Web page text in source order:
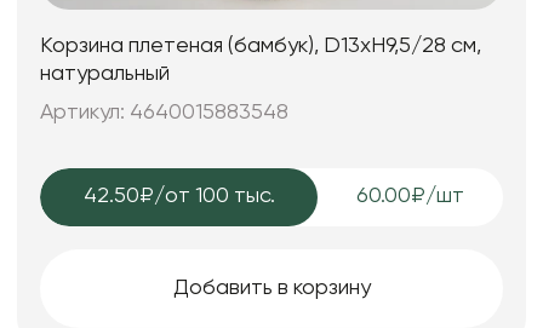
Корзина плетеная (бамбук), D13xH9,5/28 см,
натуральный
Артикул: 4640015883548
42.50₽/от 100 тыс. 60.00₽/шт
Добавить в корзину